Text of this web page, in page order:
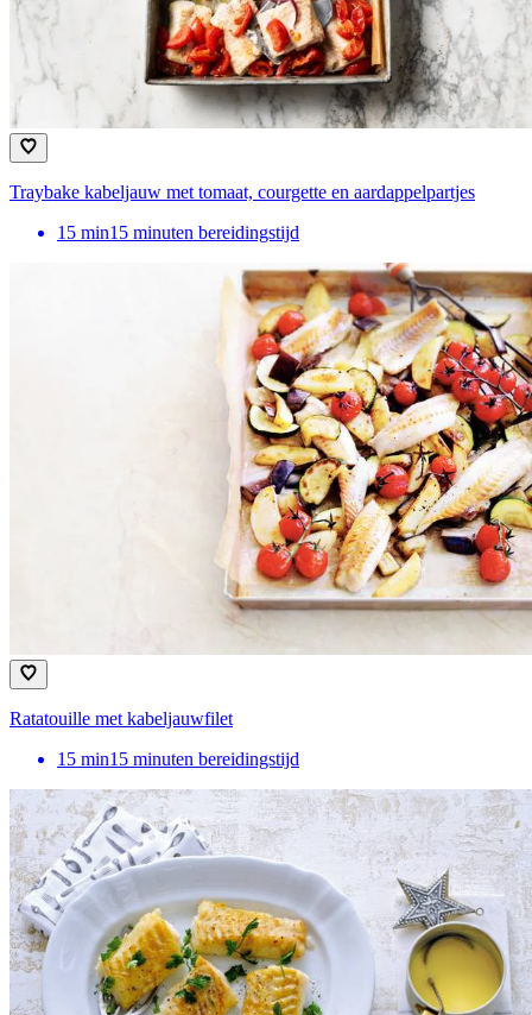
Traybake kabeljauw met tomaat, courgette en aardappelpartjes
15 min15 minuten bereidingstijd
Ratatouille met kabeljauwfilet
15 min15 minuten bereidingstijd